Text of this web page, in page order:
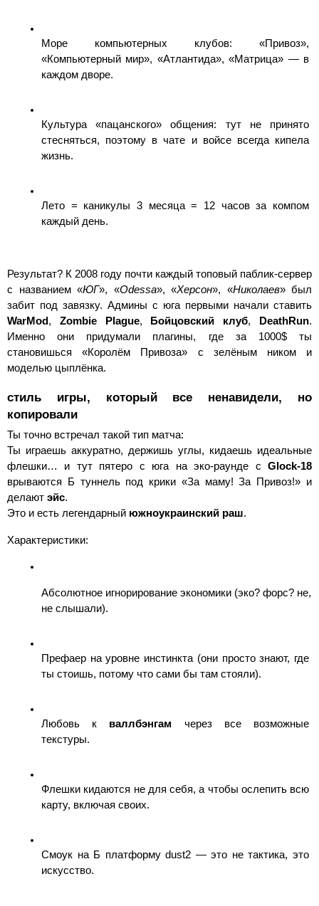
Море компьютерных клубов: «Привоз»,
«Компьютерный мир», «Атлантида», «Матрица» — в
каждом дворе.
Культура «пацанского» общения: тут не принято
стесняться, поэтому в чате и войсе всегда кипела
жизнь.
Лето = каникулы 3 месяца = 12 часов за компом
каждый день.
Результат? К 2008 году почти каждый топовый паблик-сервер
с названием «ЮГ», «Odessa», «Херсон», «Николаев» был
WarMod , Zombie Plague, Бойцовский клуб, DeathRun.
Именно они придумали плагины, где за 1000$ ты
становишься «Королём Привоза» с зелёным ником и
моделью цыплёнка.
стиль игры, который все ненавидели, но
копировали
Ты точно встречал такой тип матча:
Ты играешь аккуратно, держишь углы, кидаешь идеальные
флешки… и тут пятеро с юга на эко-раунде с Glock-18
врываются Б туннель под крики «За маму! За Привоз!» и
делают эйс.
Это и есть легендарный южноукраинский раш.
Характеристики:
Абсолютное игнорирование экономики (эко? форс? не,
не слышали).
Префаер на уровне инстинкта (они просто знают, где
ты стоишь, потому что сами бы там стояли).
Любовь к валлбэнгам через все возможные
текстуры.
Флешки кидаются не для себя, а чтобы ослепить всю
карту, включая своих.
Смоук на Б платформу dust2 — это не тактика, это
искусство.